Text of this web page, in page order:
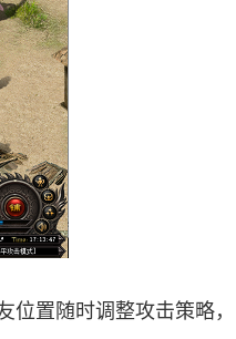
置随时调整攻击策略，